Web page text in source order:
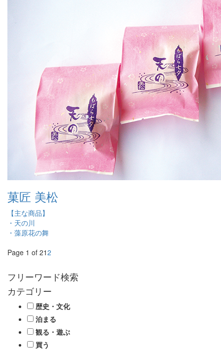
菓匠 美松
【主な商品】
・天の川
・藻原花の舞
Page 1 of 212
フリーワード検索
カテゴリー
歴史・文化
泊まる
観る・遊ぶ
買う